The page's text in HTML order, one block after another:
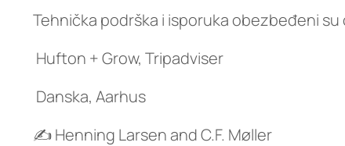
Tehnička podrška i isporuka obezbeđeni su
Hufton + Grow, Tripadviser
Danska, Aarhus
✍️ Henning Larsen and C.F. Møller